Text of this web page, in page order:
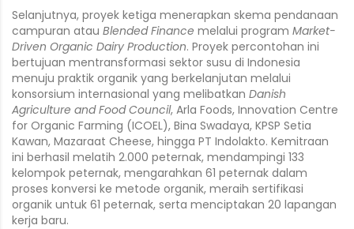
Selanjutnya, proyek ketiga menerapkan skema pendanaan
campuran atau Blended Finance melalui program Market-
Driven Organic Dairy Production. Proyek percontohan ini
bertujuan mentransformasi sektor susu di Indonesia
menuju praktik organik yang berkelanjutan melalui
konsorsium internasional yang melibatkan Danish
Agriculture and Food Council, Arla Foods, Innovation Centre
for Organic Farming (ICOEL), Bina Swadaya, KPSP Setia
Kawan, Mazaraat Cheese, hingga PT Indolakto. Kemitraan
ini berhasil melatih 2.000 peternak, mendampingi 133
kelompok peternak, mengarahkan 61 peternak dalam
proses konversi ke metode organik, meraih sertifikasi
organik untuk 61 peternak, serta menciptakan 20 lapangan
kerja baru.